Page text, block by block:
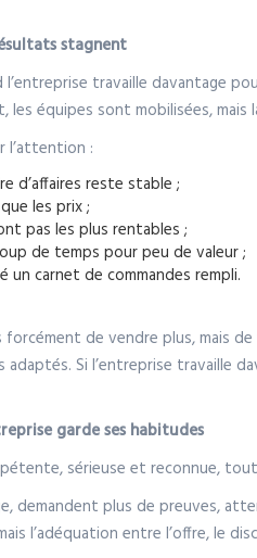
stagnent
l’entreprise travaille davantage
les équipes sont mobilisées, mais
l’attention :
d’affaires reste stable ;
les prix ;
pas les plus rentables ;
de temps pour peu de valeur ;
carnet de commandes rempli.
forcément de vendre plus, mais
Si l’entreprise travaille
garde ses habitudes
sérieuse et reconnue,
demandent plus de preuves,
l’adéquation entre l’offre, le